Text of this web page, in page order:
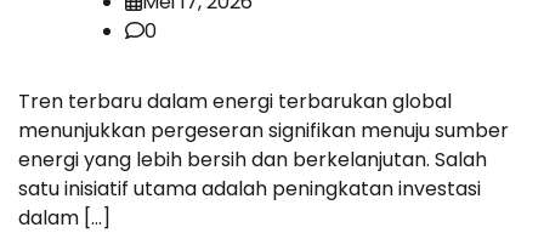
0
Tren terbaru dalam energi terbarukan global
menunjukkan pergeseran signifikan menuju sumber
energi yang lebih bersih dan berkelanjutan. Salah
satu inisiatif utama adalah peningkatan investasi
dalam […]